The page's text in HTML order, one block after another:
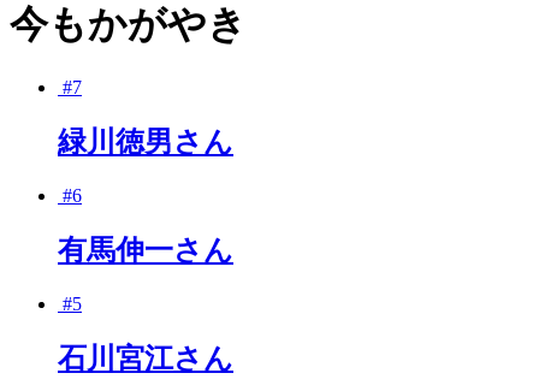
今もかがやき
#7
緑川徳男さん
#6
有馬伸一さん
#5
石川宮江さん